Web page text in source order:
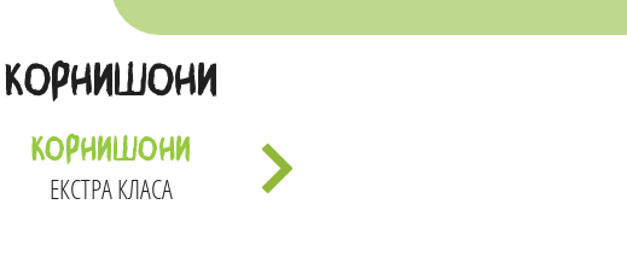
Корнишони
КОРНИШОНИ
ЕКСТРА КЛАСА